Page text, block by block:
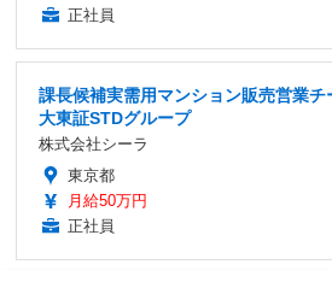
正社員
課長候補実需用マンション販売営業
大東証STDグループ
株式会社シーラ
東京都
月給50万円
正社員